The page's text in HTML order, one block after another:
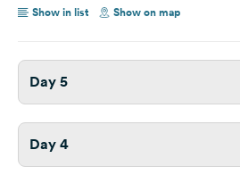
Show in list
Show on map
Day 5
Day 4